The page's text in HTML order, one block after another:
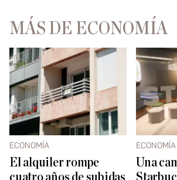
MÁS DE ECONOMÍA
ECONOMÍA
El alquiler rompe
ECONOMÍA
Una